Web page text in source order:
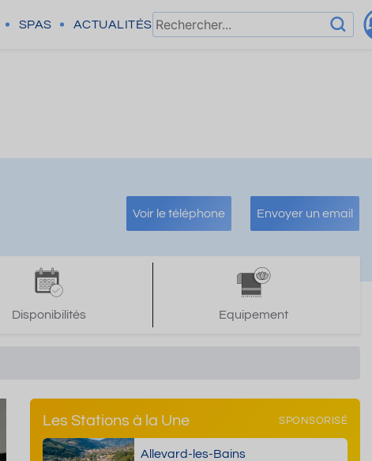
SPAS ACTUALITÉS
Voir le téléphone Envoyer un email
Disponibilités Equipement
Les Stations à la Une SPONSORISÉ
Allevard-les-Bains